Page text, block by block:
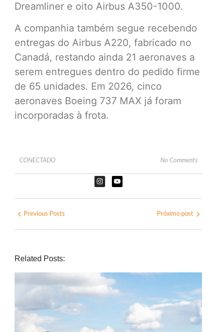
Dreamliner e oito Airbus A350-1000.
A companhia também segue recebendo
entregas do Airbus A220, fabricado no
Canadá, restando ainda 21 aeronaves a
serem entregues dentro do pedido firme
de 65 unidades. Em 2026, cinco
aeronaves Boeing 737 MAX já foram
incorporadas à frota.
CONECTADO No Comments
Previous Posts Próximo post
Related Posts: